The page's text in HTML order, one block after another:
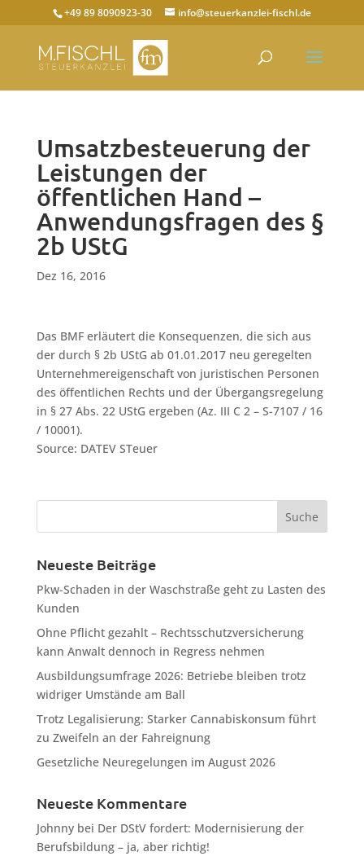
+49 89 8090923-30 info@steuerkanzlei-fischl.de
Umsatzbesteuerung der
Leistungen der
öffentlichen Hand –
Anwendungsfragen des §
2b UStG
Dez 16, 2016
Das BMF erläutert die Konsequenzen, die sich aus
der durch § 2b UStG ab 01.01.2017 neu geregelten
Unternehmereigenschaft von juristischen Personen
des öffentlichen Rechts und der Übergangsregelung
in § 27 Abs. 22 UStG ergeben (Az. III C 2 – S-7107 / 16
/ 10001).
Source: DATEV STeuer
Neueste Beiträge
Pkw-Schaden in der Waschstraße geht zu Lasten des
Kunden
Ohne Pflicht gezahlt – Rechtsschutzversicherung
kann Anwalt dennoch in Regress nehmen
Ausbildungsumfrage 2026: Betriebe bleiben trotz
widriger Umstände am Ball
Trotz Legalisierung: Starker Cannabiskonsum führt
zu Zweifeln an der Fahreignung
Gesetzliche Neuregelungen im August 2026
Neueste Kommentare
Johnnybei Der DStV fordert: Modernisierung der
Berufsbildung – ja, aber richtig!